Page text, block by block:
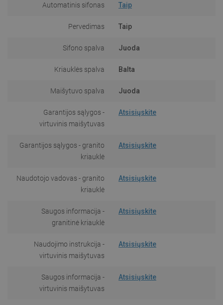
Automatinis sifonas Taip
Pervedimas Taip
Sifono spalva Juoda
Kriauklės spalva Balta
Maišytuvo spalva Juoda
Garantijos sąlygos -
virtuvinis maišytuvas
Atsisiųskite
Garantijos sąlygos - granito
kriauklė
Atsisiųskite
Naudotojo vadovas - granito
kriauklė
Atsisiųskite
Saugos informacija -
granitinė kriauklė
Atsisiųskite
Naudojimo instrukcija -
virtuvinis maišytuvas
Atsisiųskite
Saugos informacija -
virtuvinis maišytuvas
Atsisiųskite